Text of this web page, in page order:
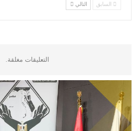
السابق التالي
التعليقات مغلقة.